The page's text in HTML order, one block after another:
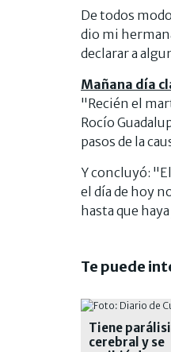
De todos
dio mi
declarar a
Mañana día
"Recién el
Rocío
pasos de la
Y concluyó:
el día de hoy
hasta que
Te puede
Tiene
cerebral y se